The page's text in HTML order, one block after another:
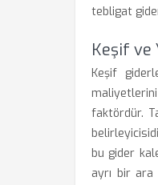
tebligat
Keşif ve
Keşif
faktördür.
bu gider
ayrı bir